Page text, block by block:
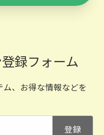
録フォーム
、お得な情報などを
登録